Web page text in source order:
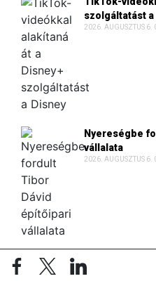
szolgáltatást a
2026. AUGUSZTUS 6.
Nyereségbe
vállalata
2026. AUGUSZTUS 6.
fiatal ausztrál